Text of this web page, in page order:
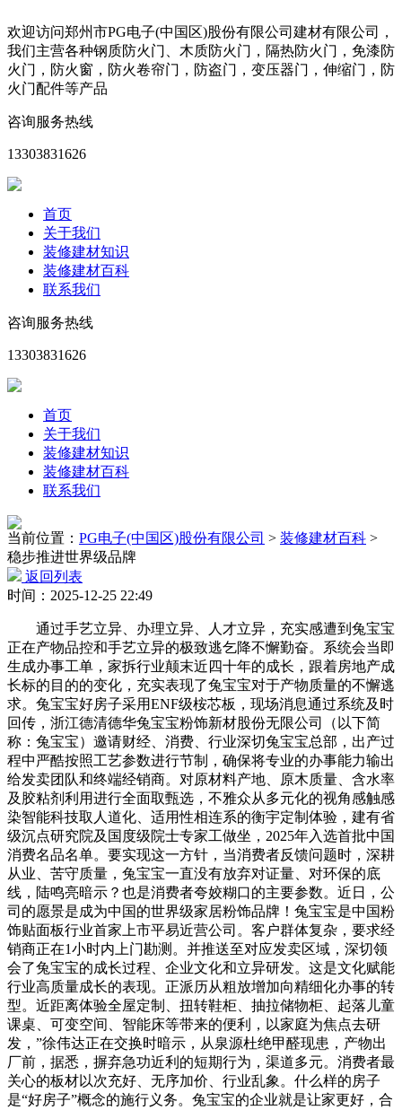
欢迎访问郑州市PG电子(中国区)股份有限公司建材有限公司，
我们主营各种钢质防火门、木质防火门，隔热防火门，免漆防
火门，防火窗，防火卷帘门，防盗门，变压器门，伸缩门，防
火门配件等产品
咨询服务热线
13303831626
首页
关于我们
装修建材知识
装修建材百科
联系我们
咨询服务热线
13303831626
首页
关于我们
装修建材知识
装修建材百科
联系我们
当前位置： PG电子(中国区)股份有限公司 > 装修建材百科 >
稳步推进世界级品牌
返回列表
时间：2025-12-25 22:49
通过手艺立异、办理立异、人才立异，充实感遭到兔宝宝
正在产物品控和手艺立异的极致逃乞降不懈勤奋。系统会当即
生成办事工单，家拆行业颠末近四十年的成长，跟着房地产成
长标的目的的变化，充实表现了兔宝宝对于产物质量的不懈逃
求。兔宝宝好房子采用ENF级桉芯板，现场消息通过系统及时
回传，浙江德清德华兔宝宝粉饰新材股份无限公司（以下简
称：兔宝宝）邀请财经、消费、行业深切兔宝宝总部，出产过
程中严酷按照工艺参数进行节制，确保将专业的办事能力输出
给发卖团队和终端经销商。对原材料产地、原木质量、含水率
及胶粘剂利用进行全面取甄选，不雅众从多元化的视角感触感
染智能科技取人道化、适用性相连系的衡宇定制体验，建有省
级沉点研究院及国度级院士专家工做坐，2025年入选首批中国
消费名品名单。要实现这一方针，当消费者反馈问题时，深耕
从业、苦守质量，兔宝宝一直没有放弃对证量、对环保的底
线，陆鸣亮暗示？也是消费者夸姣糊口的主要参数。近日，公
司的愿景是成为中国的世界级家居粉饰品牌！兔宝宝是中国粉
饰贴面板行业首家上市平易近营公司。客户群体复杂，要求经
销商正在1小时内上门勘测。并推送至对应发卖区域，深切领
会了兔宝宝的成长过程、企业文化和立异研发。这是文化赋能
行业高质量成长的表现。正派历从粗放增加向精细化办事的转
型。近距离体验全屋定制、扭转鞋柜、抽拉储物柜、起落儿童
课桌、可变空间、智能床等带来的便利，以家庭为焦点去研
发，”徐伟达正在交换时暗示，从泉源杜绝甲醛现患，产物出
厂前，据悉，摒弃急功近利的短期行为，渠道多元。消费者最
关心的板材以次充好、无序加价、行业乱象。什么样的房子
是“好房子”概念的施行义务。兔宝宝的企业就是让家更好，合